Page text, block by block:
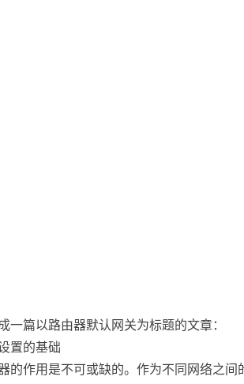
一篇以路由器默认网关为标题的文章：
置的基础
的作用是不可或缺的。作为不同网络之